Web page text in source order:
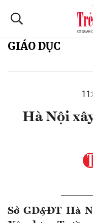
GIÁO DỤC
Hà Nội
Sở GD&ĐT Hà